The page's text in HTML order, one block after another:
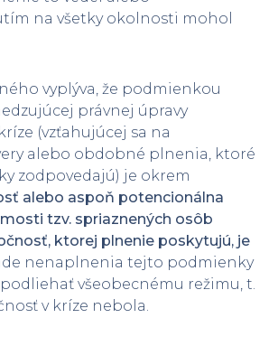
na všetky okolnosti mohol
vyplýva, že podmienkou
právnej úpravy
(vzťahujúcej sa na
alebo obdobné plnenia, ktoré
zodpovedajú) je okrem
alebo aspoň potencionálna
tzv. spriaznených osôb
ktorej plnenie poskytujú, je
nenaplnenia tejto podmienky
všeobecnému režimu, t.
v kríze nebola.